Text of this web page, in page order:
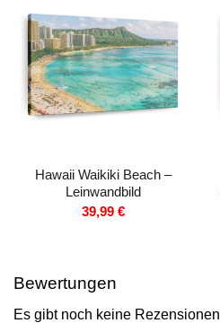
Hawaii Waikiki Beach –
Leinwandbild
39,99 €
Bewertungen
Es gibt noch keine Rezensionen